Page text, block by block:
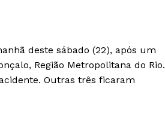
deste sábado (22), após um
Região Metropolitana do Rio.
Outras três ficaram